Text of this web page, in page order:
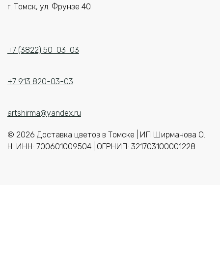
г. Томск, ул. Фрунзе 40
+7 (3822) 50-03-03
+7 913 820-03-03
artshirma@yandex.ru
© 2026 Доставка цветов в Томске | ИП Ширманова О.
Н. ИНН: 700601009504 | ОГРНИП: 321703100001228